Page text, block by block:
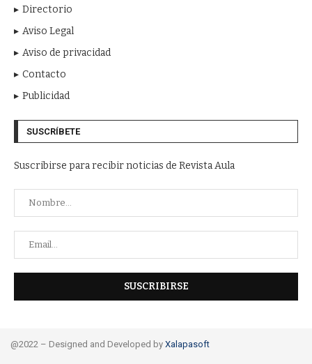
Directorio
Aviso Legal
Aviso de privacidad
Contacto
Publicidad
SUSCRÍBETE
Suscribirse para recibir noticias de Revista Aula
@2022 – Designed and Developed by Xalapasoft